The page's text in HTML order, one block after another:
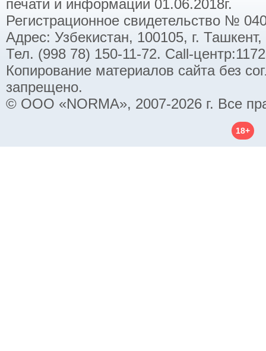
печати и информации 01.06.2018г.
Регистрационное свидетельство №
Адрес: Узбекистан, 100105, г.
Тел. (998 78) 150-11-72. Call-
Копирование материалов сайта без
запрещено.
© ООО «NORMA», 2007-2026 г. Все
18+